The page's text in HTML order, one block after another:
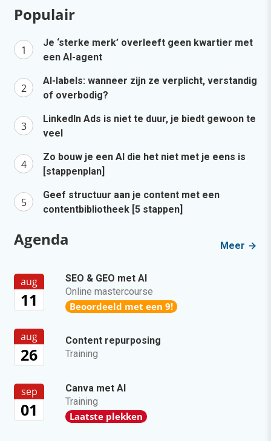
Populair
Je ‘sterke merk’ overleeft geen kwartier met
een AI-agent
AI-labels: wanneer zijn ze verplicht, verstandig
of overbodig?
LinkedIn Ads is niet te duur, je biedt gewoon te
veel
Zo bouw je een AI die het niet met je eens is
[stappenplan]
Geef structuur aan je content met een
contentbibliotheek [5 stappen]
Agenda Meer
aug
11
SEO & GEO met AI
Online mastercourse
Beoordeeld met een 9!
aug
26
Content repurposing
Training
sep
01
Canva met AI
Training
Laatste plekken